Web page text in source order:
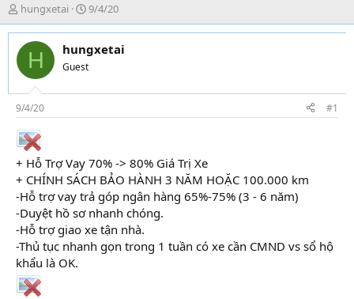
T
h
r
e
d
s
t
a
r
t
e
r
hungxetai
N
g
à
y
g
i
9/4/20
H hungxetai
Guest
9/4/20 #1
+ Hỗ Trợ Vay 70% -> 80% Giá Trị Xe
+ CHÍNH SÁCH BẢO HÀNH 3 NĂM HOẶC 100.000 km
-Hỗ trợ vay trả góp ngân hàng 65%-75% (3 - 6 năm)
-Duyệt hồ sơ nhanh chóng.
-Hỗ trợ giao xe tận nhà.
-Thủ tục nhanh gọn trong 1 tuần có xe cần CMND vs sổ hộ
khẩu là OK.